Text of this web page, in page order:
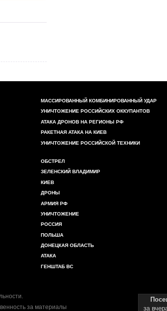
МАССИРОВАННЫЙ КОМБИНИРОВАННЫЙ УДАР
УНИЧТОЖЕНИЕ РОССИЙСКИХ ОККУПАНТОВ
АТАКА ДРОНОВ НА РЕГИОНЫ РФ
РАКЕТНАЯ АТАКА НА КИЕВ
УНИЧТОЖЕНИЕ РОССИЙСКОЙ ТЕХНИКИ
ОБСТРЕЛ
ЗЕЛЕНСКИЙ ВЛАДИМИР
КИЕВ
ДРОНЫ
АРМИЯ РФ
УНИЧТОЖЕНИЕ
РОССИЯ
ПОЛЬША
ДОНЕЦКАЯ ОБЛАСТЬ
АТАКА
ГЕНШТАБ ВС
.
за материалы
за